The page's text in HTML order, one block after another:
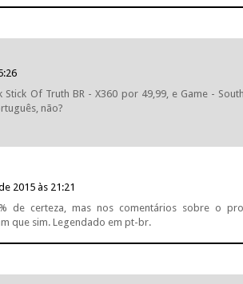
Of Truth BR - X360 por 49,99, e Game -
não?
2015 às 21:21
de certeza, mas nos comentários sobre o
que sim. Legendado em pt-br.